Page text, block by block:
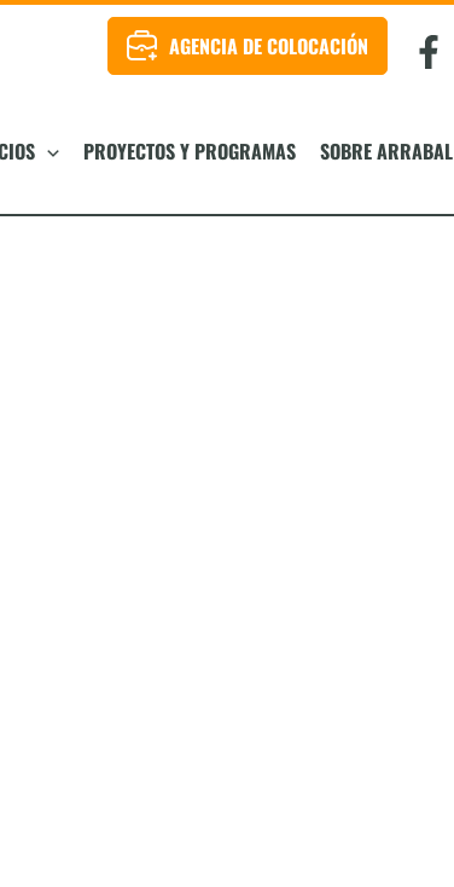
AGENCIA DE COLOCACIÓN
PROYECTOS Y PROGRAMAS SOBRE ARRABAL